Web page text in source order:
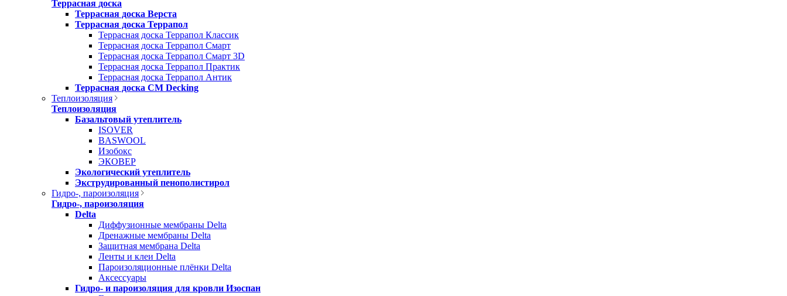
Террасная доска
Террасная доска Верста
Террасная доска Террапол
Террасная доска Террапол Классик
Террасная доска Террапол Смарт
Террасная доска Террапол Смарт 3D
Террасная доска Террапол Практик
Террасная доска Террапол Антик
Террасная доска CM Decking
Теплоизоляция
Теплоизоляция
Базальтовый утеплитель
ISOVER
BASWOOL
Изобокс
ЭКОВЕР
Экологический утеплитель
Экструдированный пенополистирол
Гидро-, пароизоляция
Гидро-, пароизоляция
Delta
Диффузионные мембраны Delta
Дренажные мембраны Delta
Защитная мембрана Delta
Ленты и клеи Delta
Пароизоляционные плёнки Delta
Аксессуары
Гидро- и пароизоляция для кровли Изоспан